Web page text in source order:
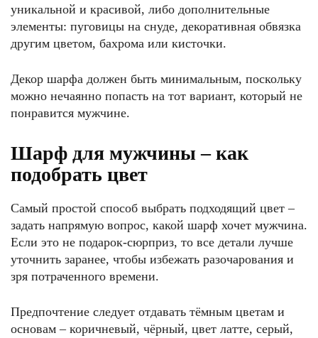
уникальной и красивой, либо дополнительные
элементы: пуговицы на снуде, декоративная обвязка
другим цветом, бахрома или кисточки.
Декор шарфа должен быть минимальным, поскольку
можно нечаянно попасть на тот вариант, который не
понравится мужчине.
Шарф для мужчины – как
подобрать цвет
Самый простой способ выбрать подходящий цвет –
задать напрямую вопрос, какой шарф хочет мужчина.
Если это не подарок-сюрприз, то все детали лучше
уточнить заранее, чтобы избежать разочарования и
зря потраченного времени.
Предпочтение следует отдавать тёмным цветам и
основам – коричневый, чёрный, цвет латте, серый,